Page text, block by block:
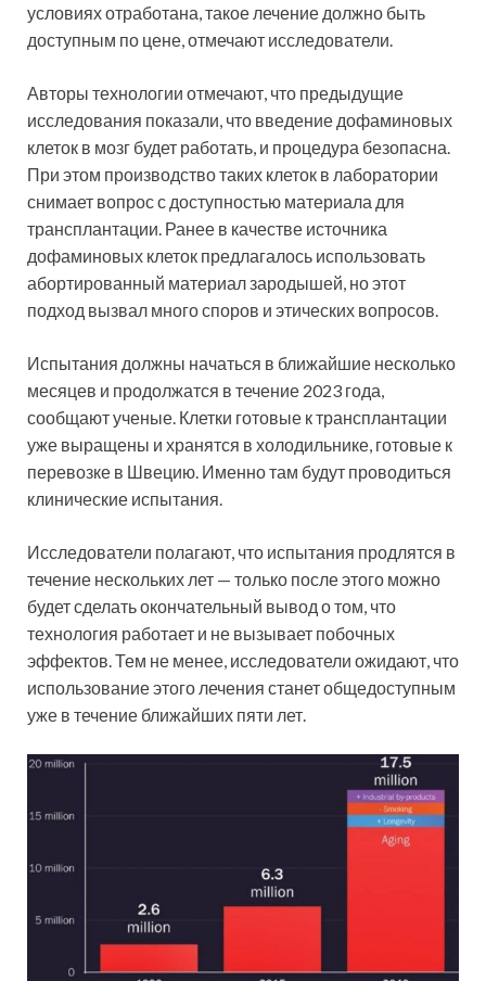
условиях отработана, такое лечение должно быть
доступным по цене, отмечают исследователи.
Авторы технологии отмечают, что предыдущие
исследования показали, что введение дофаминовых
клеток в мозг будет работать, и процедура безопасна.
При этом производство таких клеток в лаборатории
снимает вопрос с доступностью материала для
трансплантации. Ранее в качестве источника
дофаминовых клеток предлагалось использовать
абортированный материал зародышей, но этот
подход вызвал много споров и этических вопросов.
Испытания должны начаться в ближайшие несколько
месяцев и продолжатся в течение 2023 года,
сообщают ученые. Клетки готовые к трансплантации
уже выращены и хранятся в холодильнике, готовые к
перевозке в Швецию. Именно там будут проводиться
клинические испытания.
Исследователи полагают, что испытания продлятся в
течение нескольких лет — только после этого можно
будет сделать окончательный вывод о том, что
технология работает и не вызывает побочных
эффектов. Тем не менее, исследователи ожидают, что
использование этого лечения станет общедоступным
уже в течение ближайших пяти лет.